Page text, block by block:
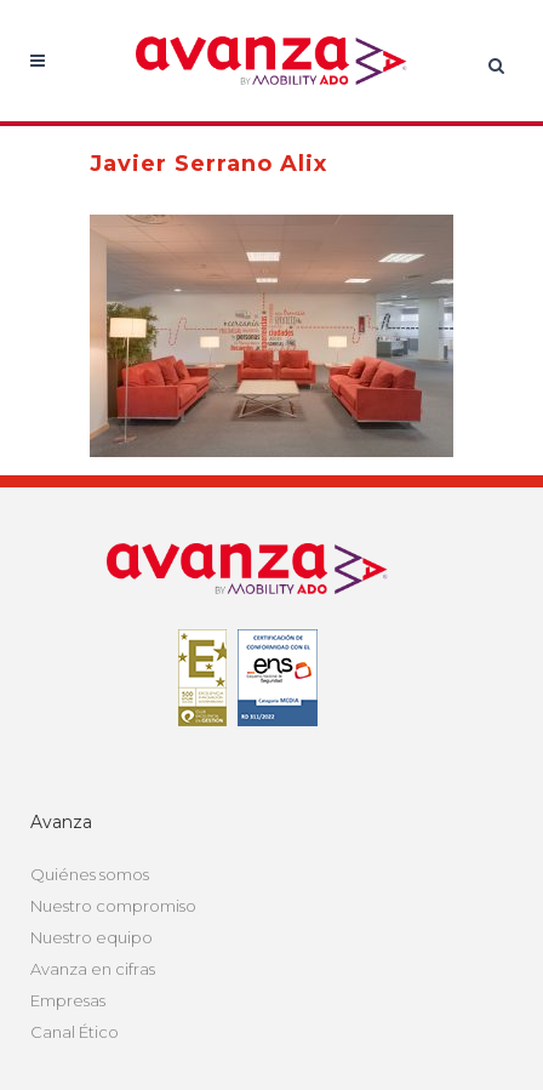
Javier Serrano Alix
Avanza
Quiénes somos
Nuestro compromiso
Nuestro equipo
Avanza en cifras
Empresas
Canal Ético